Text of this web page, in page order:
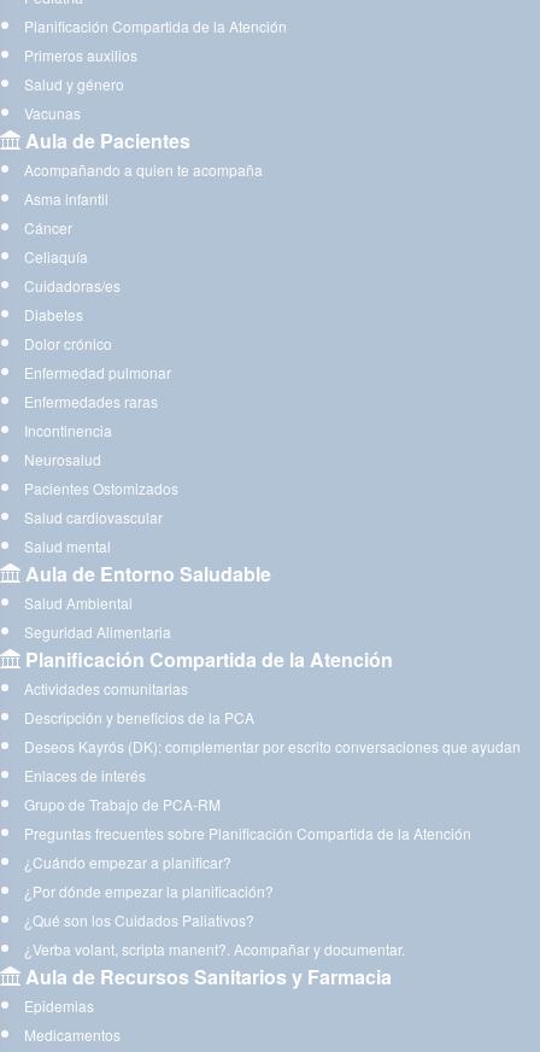
Planificación Compartida de la Atención
Primeros auxilios
Salud y género
Vacunas
Aula de Pacientes
Acompañando a quien te acompaña
Asma infantil
Cáncer
Celiaquía
Cuidadoras/es
Diabetes
Dolor crónico
Enfermedad pulmonar
Enfermedades raras
Incontinencia
Neurosalud
Pacientes Ostomizados
Salud cardiovascular
Salud mental
Aula de Entorno Saludable
Salud Ambiental
Seguridad Alimentaria
Planificación Compartida de la Atención
Actividades comunitarias
Descripción y beneficios de la PCA
Deseos Kayrós (DK): complementar por escrito conversaciones que ayudan
Enlaces de interés
Grupo de Trabajo de PCA-RM
Preguntas frecuentes sobre Planificación Compartida de la Atención
¿Cuándo empezar a planificar?
¿Por dónde empezar la planificación?
¿Qué son los Cuidados Paliativos?
¿Verba volant, scripta manent?. Acompañar y documentar.
Aula de Recursos Sanitarios y Farmacia
Epidemias
Medicamentos